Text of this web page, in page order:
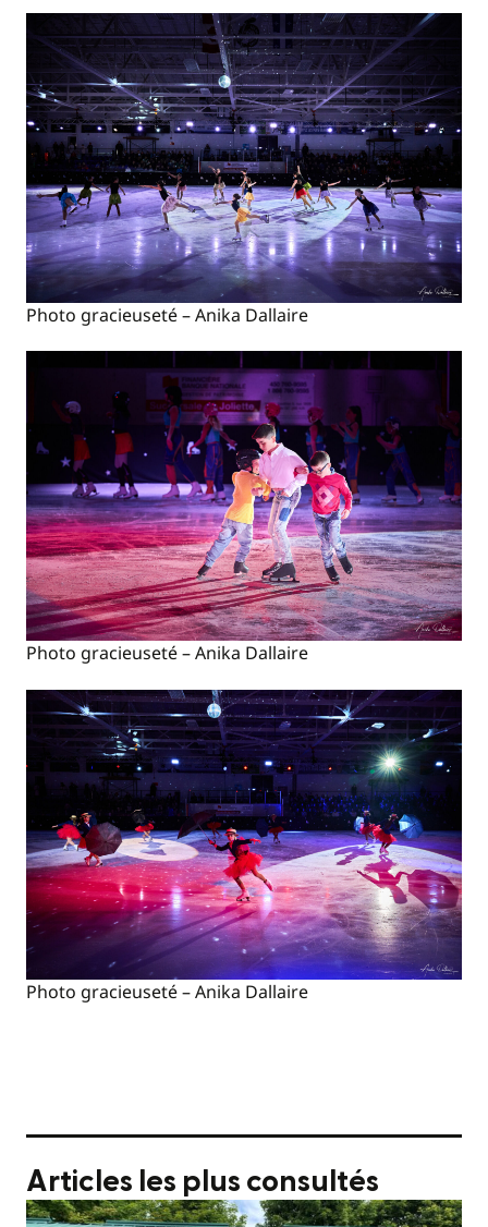
Photo gracieuseté – Anika Dallaire
Photo gracieuseté – Anika Dallaire
Photo gracieuseté – Anika Dallaire
Articles les plus consultés